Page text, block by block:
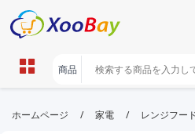
レンジフード |
ホームページ / 家電 / レンジフー